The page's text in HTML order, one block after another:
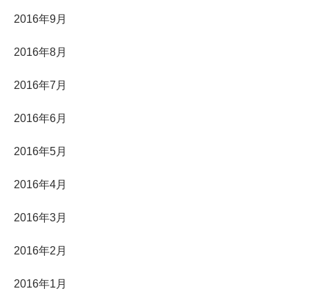
2016年9月
2016年8月
2016年7月
2016年6月
2016年5月
2016年4月
2016年3月
2016年2月
2016年1月